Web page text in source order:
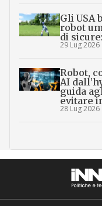
Gli USA
robot
di
29 Lug 2026
Robot,
AI
guida
evitare
28 Lug 2026